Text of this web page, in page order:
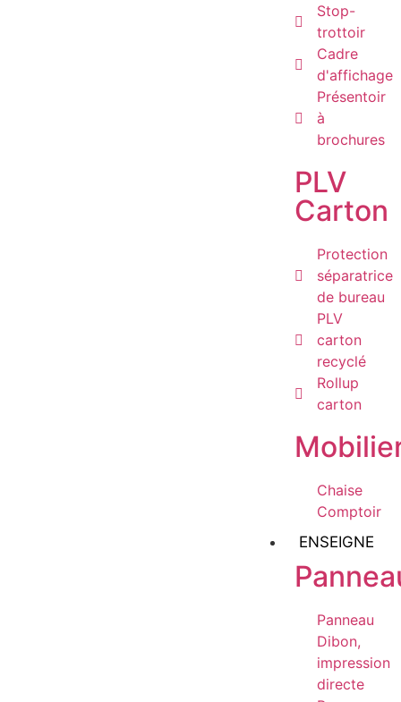
Stop-
trottoir
Cadre
d'affichage
Présentoir
à
brochures
PLV
Carton
Protection
séparatrice
de bureau
PLV
carton
recyclé
Rollup
carton
Chaise
Comptoir
ENSEIGNE
Panneau
Dibon,
impression
directe